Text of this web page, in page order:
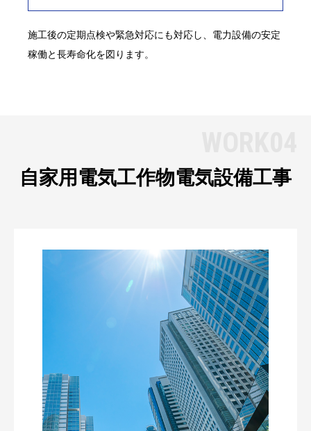
施工後の定期点検や緊急対応にも対応し、電力設備の安定
稼働と長寿命化を図ります。
自家用電気工作物電気設備工事